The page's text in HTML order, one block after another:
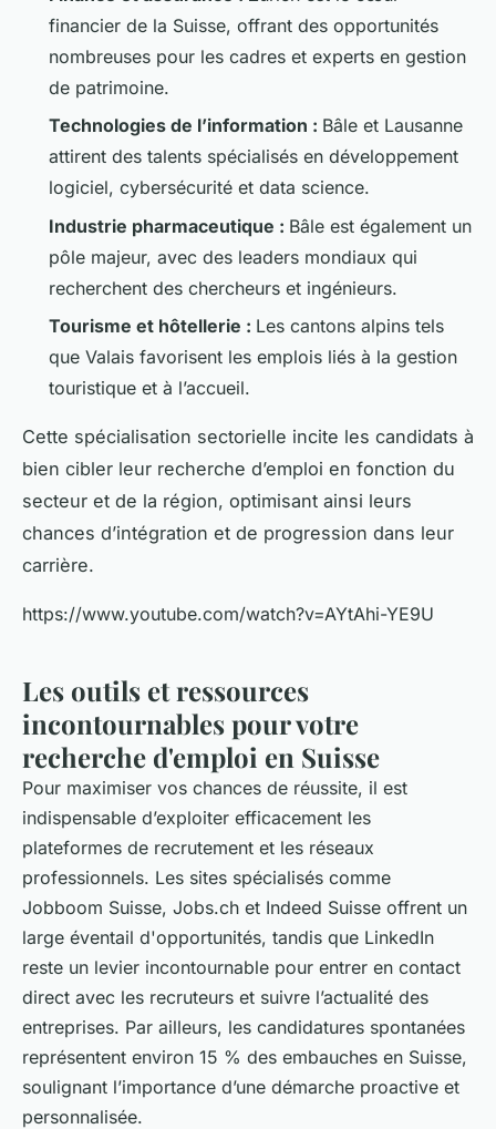
financier de la Suisse, offrant des opportunités
nombreuses pour les cadres et experts en gestion
de patrimoine.
Technologies de l’information : Bâle et Lausanne
attirent des talents spécialisés en développement
logiciel, cybersécurité et data science.
Industrie pharmaceutique : Bâle est également un
pôle majeur, avec des leaders mondiaux qui
recherchent des chercheurs et ingénieurs.
Tourisme et hôtellerie : Les cantons alpins tels
que Valais favorisent les emplois liés à la gestion
touristique et à l’accueil.
Cette spécialisation sectorielle incite les candidats à
bien cibler leur recherche d’emploi en fonction du
secteur et de la région, optimisant ainsi leurs
chances d’intégration et de progression dans leur
carrière.
https://www.youtube.com/watch?v=AYtAhi-YE9U
Les outils et ressources
incontournables pour votre
recherche d'emploi en Suisse
Pour maximiser vos chances de réussite, il est
indispensable d’exploiter efficacement les
plateformes de recrutement et les réseaux
professionnels. Les sites spécialisés comme
Jobboom Suisse, Jobs.ch et Indeed Suisse offrent un
large éventail d'opportunités, tandis que LinkedIn
reste un levier incontournable pour entrer en contact
direct avec les recruteurs et suivre l’actualité des
entreprises. Par ailleurs, les candidatures spontanées
représentent environ 15 % des embauches en Suisse,
soulignant l’importance d’une démarche proactive et
personnalisée.